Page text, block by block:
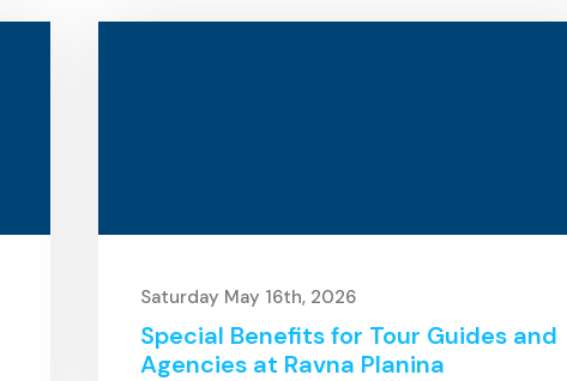
Saturday May 16th, 2026
Special Benefits for Tour Guides and
Agencies at Ravna Planina